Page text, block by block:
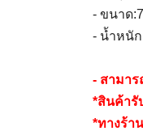
- ขนาด
- น้ำหนัก
- สามา
*สินค้ารั
*ทางร้า